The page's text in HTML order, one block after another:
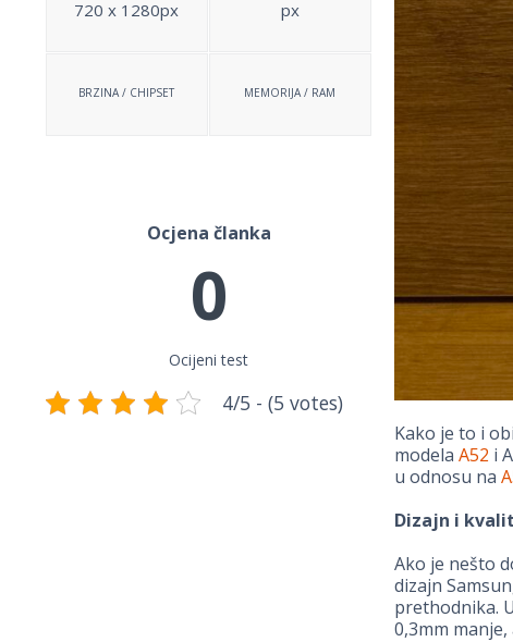
720 x 1280px px
BRZINA / CHIPSET MEMORIJA / RAM
Ocjena članka
0
Ocijeni test
4/5 - (5 votes)
Kako je to i
modela A52 i
u odnosu na
Dizajn i
Ako je nešto
dizajn
prethodnika.
0,3mm